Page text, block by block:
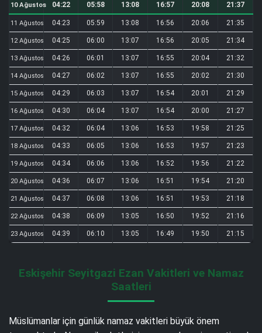
10 Ağustos 04:22 05:58 13:08 16:57 20:08 21:37
11 Ağustos 04:23 05:59 13:08 16:56 20:06 21:35
12 Ağustos 04:25 06:00 13:07 16:56 20:05 21:34
13 Ağustos 04:26 06:01 13:07 16:55 20:04 21:32
14 Ağustos 04:27 06:02 13:07 16:55 20:02 21:30
15 Ağustos 04:29 06:03 13:07 16:54 20:01 21:29
16 Ağustos 04:30 06:04 13:07 16:54 20:00 21:27
17 Ağustos 04:32 06:04 13:06 16:53 19:58 21:25
18 Ağustos 04:33 06:05 13:06 16:53 19:57 21:23
19 Ağustos 04:34 06:06 13:06 16:52 19:56 21:22
20 Ağustos 04:36 06:07 13:06 16:51 19:54 21:20
21 Ağustos 04:37 06:08 13:06 16:51 19:53 21:18
22 Ağustos 04:38 06:09 13:05 16:50 19:52 21:16
23 Ağustos 04:39 06:10 13:05 16:49 19:50 21:15
Eskişehir Seyitgazi Ezan Vakitleri ve Namaz
Saatleri
Müslümanlar için günlük namaz vakitleri büyük önem